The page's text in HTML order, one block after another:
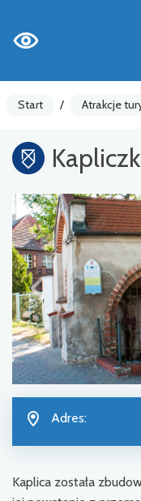
Start / Atrakcje
Adres:
Kaplica została